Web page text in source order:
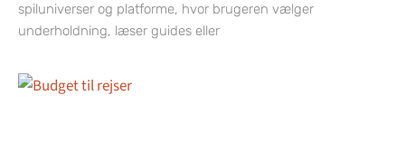
spiluniverser og platforme, hvor brugeren vælger
underholdning, læser guides eller